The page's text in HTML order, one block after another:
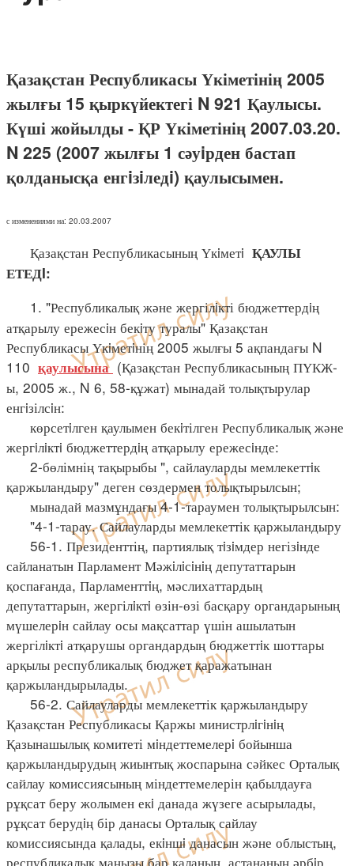
Қазақстан Республикасы Үкіметінің 2005
жылғы 15 қыркүйектегі N 921 Қаулысы.
Күші жойылды - ҚР Үкіметінің 2007.03.20.
N 225 (2007 жылғы 1 сәуiрден бастап
қолданысқа енгiзiледi) қаулысымен.
с изменениями на: 20.03.2007
Қазақстан Республикасының Үкiметi ҚАУЛЫ
ЕТЕДI:
1. "Республикалық және жергілiкті бюджеттердiң
атқарылу ережесiн бекiту туралы" Қазақстан
Республикасы Үкiметiнің 2005 жылғы 5 ақпандағы N
110 қаулысына (Қазақстан Республикасының ПҮКЖ-
ы, 2005 ж., N 6, 58-құжат) мынадай толықтырулар
енгiзілсiн:
көрсетiлген қаулымен бекiтілген Республикалық және
жергiлiктi бюджеттердiң атқарылу ережесiнде:
2-бөлімнің тақырыбы ", сайлауларды мемлекеттiк
қаржыландыру" деген сөздермен толықтырылсын;
мынадай мазмұндағы 4-1-тараумен толықтырылсын:
"4-1-тарау. Сайлауларды мемлекеттік қаржыландыру
56-1. Президенттің, партиялық тiзiмдер негізiнде
сайланатын Парламент Мәжiлiсiнiң депутаттарын
қоспағанда, Парламенттiң, мәслихаттардың
депутаттарын, жергілiктi өзін-өзі басқару органдарының
мүшелерiн сайлау осы мақсаттар үшін ашылатын
жергілiктi атқарушы органдардың бюджеттiк шоттары
арқылы республикалық бюджет қаражатынан
қаржыландырылады.
56-2. Сайлауларды мемлекеттік қаржыландыру
Қазақстан Республикасы Қаржы министрлiгiнiң
Қазынашылық комитеті мiндеттемелерi бойынша
қаржыландырудың жиынтық жоспарына сәйкес Орталық
сайлау комиссиясының міндеттемелерін қабылдауға
рұқсат беру жолымен екi данада жүзеге асырылады,
рұқсат берудiң бір данасы Орталық сайлау
комиссиясында қалады, екiншi данасын және облыстың,
республикалық маңызы бар қаланың, астананың әрбiр